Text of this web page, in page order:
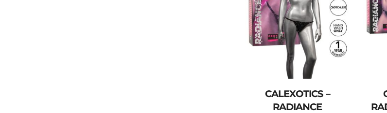
CALEXOTICS –
RADIANCE